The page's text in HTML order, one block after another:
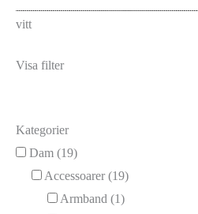
vitt
Visa filter
Kategorier
Dam (19)
Accessoarer (19)
Armband (1)